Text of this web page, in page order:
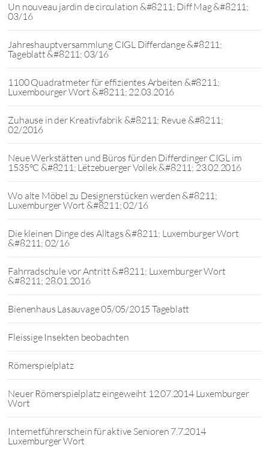
Un nouveau jardin de circulation &#8211; Diff Mag &#8211;
03/16
Jahreshauptversammlung CIGL Differdange &#8211;
Tageblatt &#8211; 03/16
1100 Quadratmeter für effizientes Arbeiten &#8211;
Luxembourger Wort &#8211; 22.03.2016
Zuhause in der Kreativfabrik &#8211; Revue &#8211;
02/2016
Neue Werkstätten und Büros für den Differdinger CIGL im
1535°C &#8211; Lëtzebuerger Vollek &#8211; 23.02.2016
Wo alte Möbel zu Designerstücken werden &#8211;
Luxemburger Wort &#8211; 02/16
Die kleinen Dinge des Alltags &#8211; Luxemburger Wort
&#8211; 02/16
Fahrradschule vor Antritt &#8211; Luxemburger Wort
&#8211; 28.01.2016
Bienenhaus Lasauvage 05/05/2015 Tageblatt
Fleissige Insekten beobachten
Römerspielplatz
Neuer Römerspielplatz eingeweiht 12.07.2014 Luxemburger
Wort
Internetführerschein für aktive Senioren 7.7.2014
Luxemburger Wort